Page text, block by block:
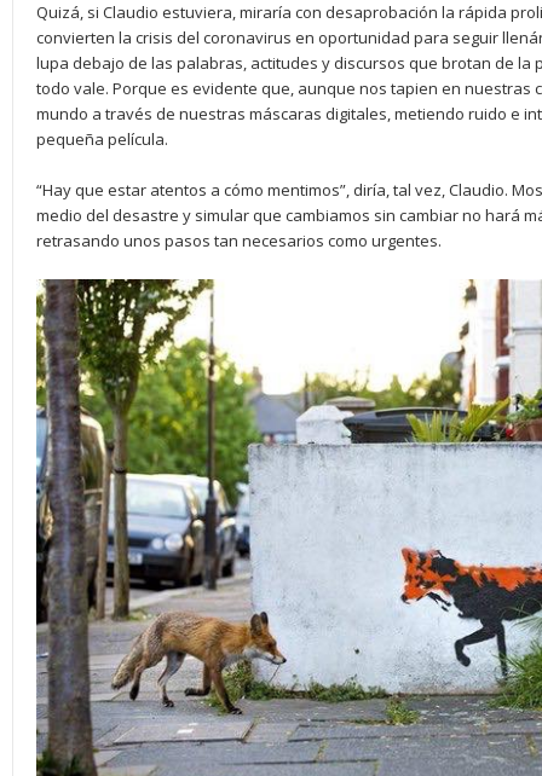
Quizá, si Claudio estuviera, miraría con desaprobación la rápida
convierten la crisis del coronavirus en oportunidad para seguir
lupa debajo de las palabras, actitudes y discursos que brotan de la
todo vale. Porque es evidente que, aunque nos tapien en nuestras
mundo a través de nuestras máscaras digitales, metiendo ruido e
pequeña película.
“Hay que estar atentos a cómo mentimos”, diría, tal vez, Claudio.
medio del desastre y simular que cambiamos sin cambiar no hará
retrasando unos pasos tan necesarios como urgentes.